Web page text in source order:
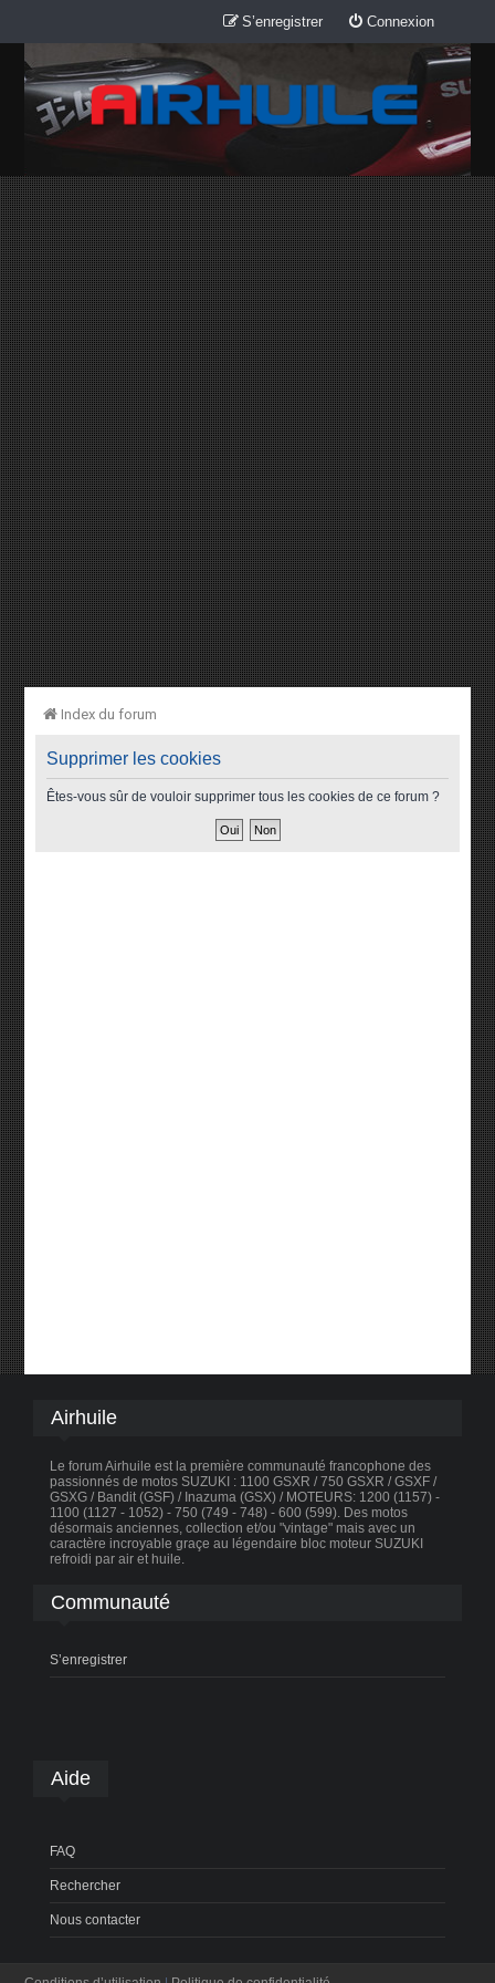
Connexion
S’enregistrer
Index du forum
Supprimer les cookies
Êtes-vous sûr de vouloir supprimer tous les cookies de ce forum ?
Airhuile
Le forum Airhuile est la première communauté francophone des
passionnés de motos SUZUKI : 1100 GSXR / 750 GSXR / GSXF /
GSXG / Bandit (GSF) / Inazuma (GSX) / MOTEURS: 1200 (1157) -
1100 (1127 - 1052) - 750 (749 - 748) - 600 (599). Des motos
désormais anciennes, collection et/ou "vintage" mais avec un
caractère incroyable graçe au légendaire bloc moteur SUZUKI
refroidi par air et huile.
Communauté
S’enregistrer
Aide
FAQ
Rechercher
Nous contacter